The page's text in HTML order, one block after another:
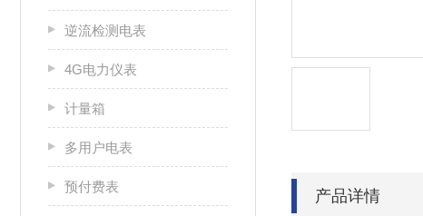
逆流检测电表
4G电力仪表
计量箱
多用户电表
预付费表
产品详情